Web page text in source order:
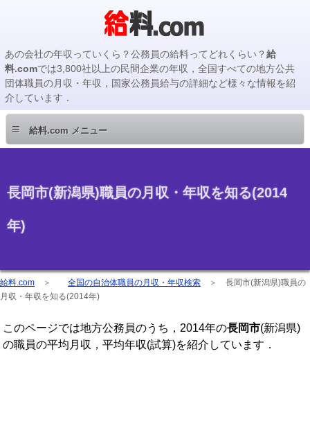
あの会社の年収っていくら？公務員の給料ってどれくらい？給
料.comでは3,800社以上の民間企業の年収，全国すべての地方公共
団体職員の月収・年収，国家公務員給与の詳細など様々な情報を紹
介しています．
≡ 給料.com メニュー
長岡市(新潟県)職員の月収・年収を知る(2014
年)
給料.com ＞ 全国の自治体職員の月収・年収検索 ＞ 長岡市(新潟県)職員の
月収・年収を知る(2014年)
このページでは地方公務員のうち，2014年の長岡市(新潟県)
の職員の平均月収，平均年収(試算)を紹介しています．